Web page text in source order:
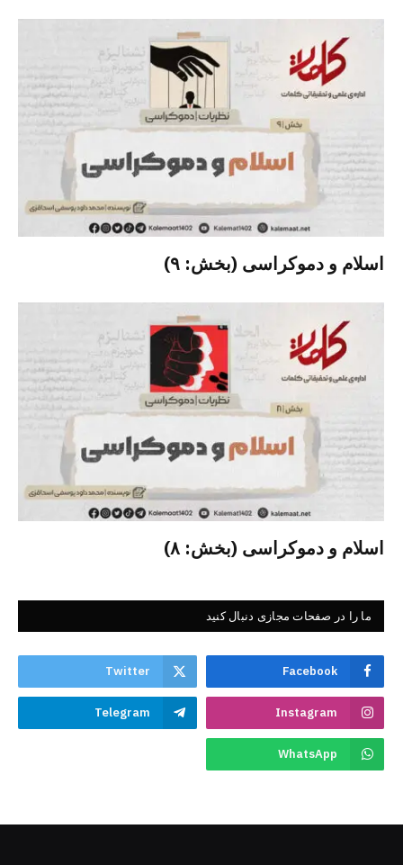
اسلام و دموکراسی (بخش: ۹)
اسلام و دموکراسی (بخش: ۸)
ما را در صفحات مجازی دنبال کنید
Facebook
Twitter
Instagram
Telegram
WhatsApp